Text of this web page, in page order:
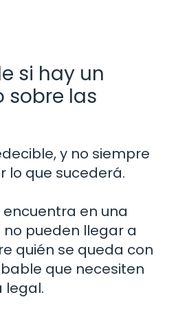
si hay un
sobre las
y no siempre
lo que sucederá.
en una
pueden llegar a
quién se queda con
que necesiten
legal.